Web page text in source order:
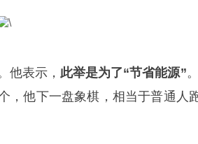
他表示， 此举是为了“节省能源”
他下一盘象棋，相当于普通人